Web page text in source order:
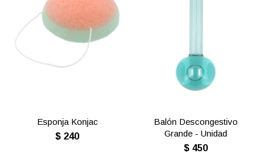
Esponja Konjac
$ 240
Balón Descongestivo
Grande - Unidad
$ 450